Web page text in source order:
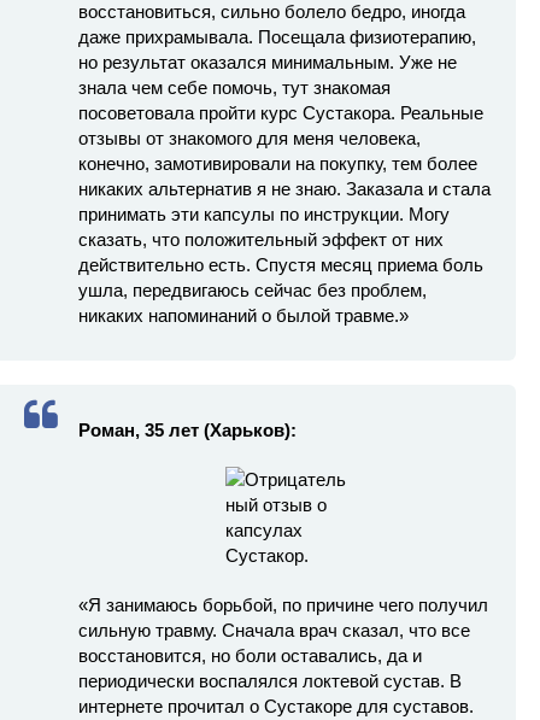
восстановиться, сильно болело бедро, иногда
даже прихрамывала. Посещала физиотерапию,
но результат оказался минимальным. Уже не
знала чем себе помочь, тут знакомая
посоветовала пройти курс Сустакора. Реальные
отзывы от знакомого для меня человека,
конечно, замотивировали на покупку, тем более
никаких альтернатив я не знаю. Заказала и стала
принимать эти капсулы по инструкции. Могу
сказать, что положительный эффект от них
действительно есть. Спустя месяц приема боль
ушла, передвигаюсь сейчас без проблем,
никаких напоминаний о былой травме.»
Роман, 35 лет (Харьков):
«Я занимаюсь борьбой, по причине чего получил
сильную травму. Сначала врач сказал, что все
восстановится, но боли оставались, да и
периодически воспалялся локтевой сустав. В
интернете прочитал о Сустакоре для суставов.